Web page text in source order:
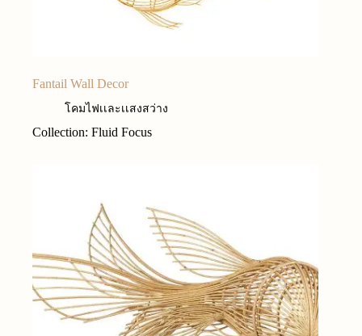
Fantail Wall Decor
โคมไฟเเละเเสงสว่าง
Collection: Fluid Focus